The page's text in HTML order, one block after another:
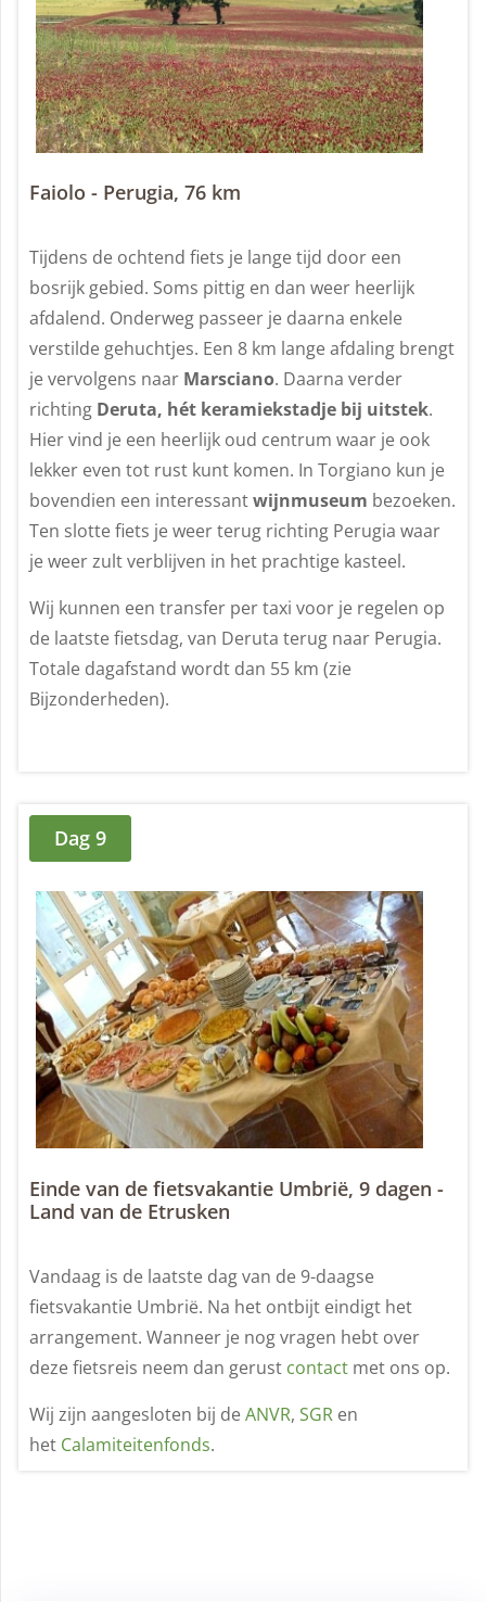
Faiolo - Perugia, 76 km
Tijdens de ochtend fiets je lange tijd door een
bosrijk gebied. Soms pittig en dan weer heerlijk
afdalend. Onderweg passeer je daarna enkele
verstilde gehuchtjes. Een 8 km lange afdaling brengt
je vervolgens naar Marsciano. Daarna verder
richting Deruta, hét keramiekstadje bij uitstek.
Hier vind je een heerlijk oud centrum waar je ook
lekker even tot rust kunt komen. In Torgiano kun je
bovendien een interessantwijnmuseum bezoeken.
Ten slotte fiets je weer terug richting Perugia waar
je weer zult verblijven in het prachtige kasteel.
Wij kunnen een transfer per taxi voor je regelen op
de laatste fietsdag, van Deruta terug naar Perugia.
Totale dagafstand wordt dan 55 km (zie
Bijzonderheden).
Dag 9
Einde van de fietsvakantie Umbrië, 9 dagen -
Land van de Etrusken
Vandaag is de laatste dag van de 9-daagse
fietsvakantie Umbrië. Na het ontbijt eindigt het
arrangement. Wanneer je nog vragen hebt over
deze fietsreis neem dan gerust contact met ons op.
Wij zijn aangesloten bij deANVR, SGR en
het Calamiteitenfonds.